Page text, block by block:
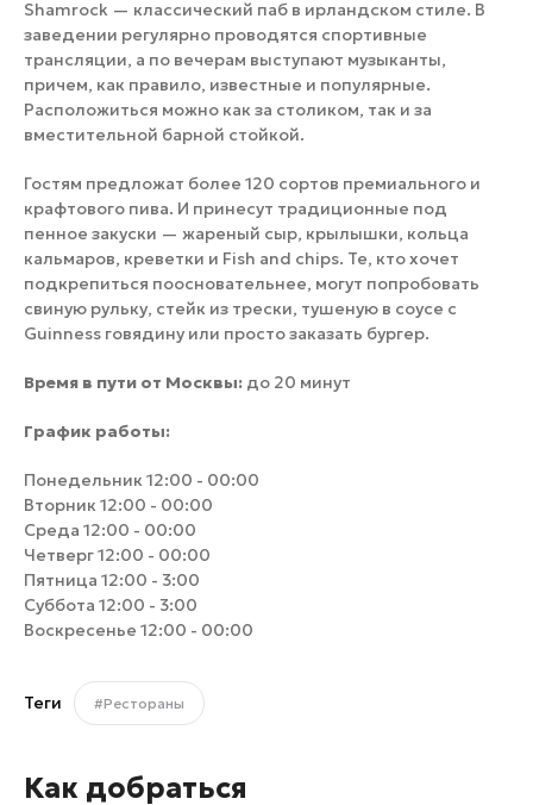
Shamrock — классический паб в ирландском стиле. В
заведении регулярно проводятся спортивные
трансляции, а по вечерам выступают музыканты,
причем, как правило, известные и популярные.
Расположиться можно как за столиком, так и за
вместительной барной стойкой.
Гостям предложат более 120 сортов премиального и
крафтового пива. И принесут традиционные под
пенное закуски — жареный сыр, крылышки, кольца
кальмаров, креветки и Fish and chips. Те, кто хочет
подкрепиться поосновательнее, могут попробовать
свиную рульку, стейк из трески, тушеную в соусе с
Guinness говядину или просто заказать бургер.
Время в пути от Москвы: до 20 минут
График работы:
Понедельник 12:00 - 00:00
Вторник 12:00 - 00:00
Среда 12:00 - 00:00
Четверг 12:00 - 00:00
Пятница 12:00 - 3:00
Суббота 12:00 - 3:00
Воскресенье 12:00 - 00:00
Теги #Рестораны
Как добраться